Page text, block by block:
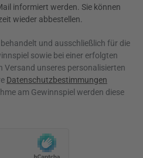
informiert werden. Sie können
wieder abbestellen.
und ausschließlich für die
sowie bei einer erfolgten
Versand unseres personalisierten
Datenschutzbestimmungen
am Gewinnspiel werden diese